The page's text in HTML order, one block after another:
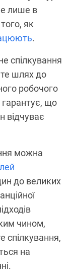
лише в
як
.
спілкування
шлях до
робочого
що
відчуває
можна
до великих
чином,
спілкування,
на